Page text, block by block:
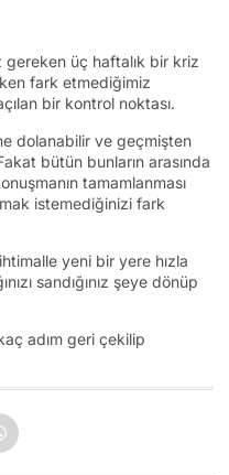
gereken üç haftalık bir kriz
fark etmediğimiz
bir kontrol noktası.
dolanabilir ve geçmişten
bütün bunların arasında
tamamlanması
istemediğinizi fark
yeni bir yere hızla
sandığınız şeye dönüp
adım geri çekilip